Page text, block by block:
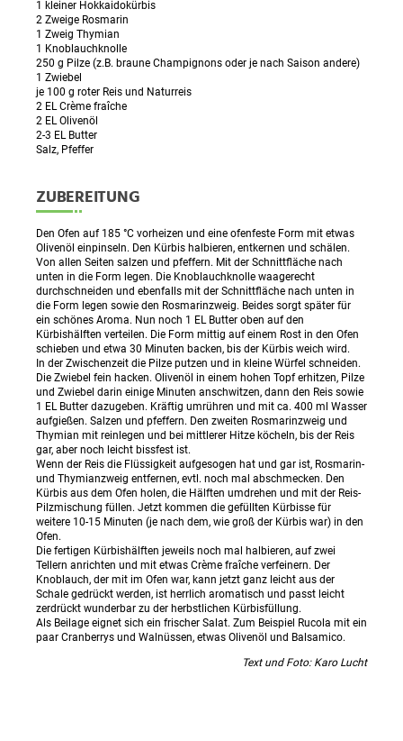
1 kleiner Hokkaidokürbis
2 Zweige Rosmarin
1 Zweig Thymian
1 Knoblauchknolle
250 g Pilze (z.B. braune Champignons oder je nach Saison andere)
1 Zwiebel
je 100 g roter Reis und Naturreis
2 EL Crème fraîche
2 EL Olivenöl
2-3 EL Butter
Salz, Pfeffer
ZUBEREITUNG
Den Ofen auf 185 °C vorheizen und eine ofenfeste Form mit etwas
Olivenöl einpinseln. Den Kürbis halbieren, entkernen und schälen.
Von allen Seiten salzen und pfeffern. Mit der Schnittfläche nach
unten in die Form legen. Die Knoblauchknolle waagerecht
durchschneiden und ebenfalls mit der Schnittfläche nach unten in
die Form legen sowie den Rosmarinzweig. Beides sorgt später für
ein schönes Aroma. Nun noch 1 EL Butter oben auf den
Kürbishälften verteilen. Die Form mittig auf einem Rost in den Ofen
schieben und etwa 30 Minuten backen, bis der Kürbis weich wird.
In der Zwischenzeit die Pilze putzen und in kleine Würfel schneiden.
Die Zwiebel fein hacken. Olivenöl in einem hohen Topf erhitzen, Pilze
und Zwiebel darin einige Minuten anschwitzen, dann den Reis sowie
1 EL Butter dazugeben. Kräftig umrühren und mit ca. 400 ml Wasser
aufgießen. Salzen und pfeffern. Den zweiten Rosmarinzweig und
Thymian mit reinlegen und bei mittlerer Hitze köcheln, bis der Reis
gar, aber noch leicht bissfest ist.
Wenn der Reis die Flüssigkeit aufgesogen hat und gar ist, Rosmarin-
und Thymianzweig entfernen, evtl. noch mal abschmecken. Den
Kürbis aus dem Ofen holen, die Hälften umdrehen und mit der Reis-
Pilzmischung füllen. Jetzt kommen die gefüllten Kürbisse für
weitere 10-15 Minuten (je nach dem, wie groß der Kürbis war) in den
Ofen.
Die fertigen Kürbishälften jeweils noch mal halbieren, auf zwei
Tellern anrichten und mit etwas Crème fraîche verfeinern. Der
Knoblauch, der mit im Ofen war, kann jetzt ganz leicht aus der
Schale gedrückt werden, ist herrlich aromatisch und passt leicht
zerdrückt wunderbar zu der herbstlichen Kürbisfüllung.
Als Beilage eignet sich ein frischer Salat. Zum Beispiel Rucola mit ein
paar Cranberrys und Walnüssen, etwas Olivenöl und Balsamico.
Text und Foto: Karo Lucht